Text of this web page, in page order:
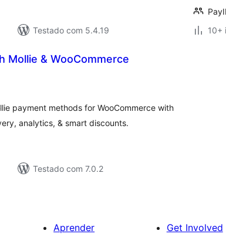
Testado com 5.4.19
10+
Mollie & WooCommerce
payment methods for WooCommerce with
analytics, & smart discounts.
Testado com 7.0.2
Aprender
Get Involved